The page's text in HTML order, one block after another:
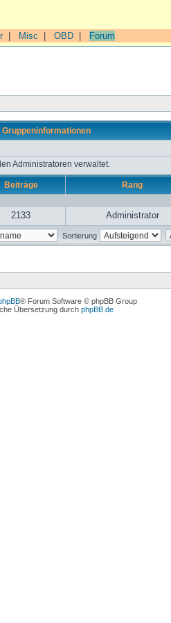
| Misc OBD Forum
Gruppeninformationen
Administratoren verwaltet.
Beiträge Rang
2133 Administrator
Sortierung
® Forum Software © phpBB Group
Übersetzung durch phpBB.de